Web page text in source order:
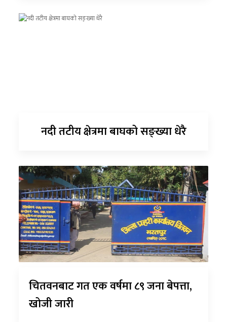
नदी तटीय क्षेत्रमा बाघको सङ्ख्या धेरै
चितवनबाट गत एक वर्षमा ८९ जना बेपत्ता,
खोजी जारी